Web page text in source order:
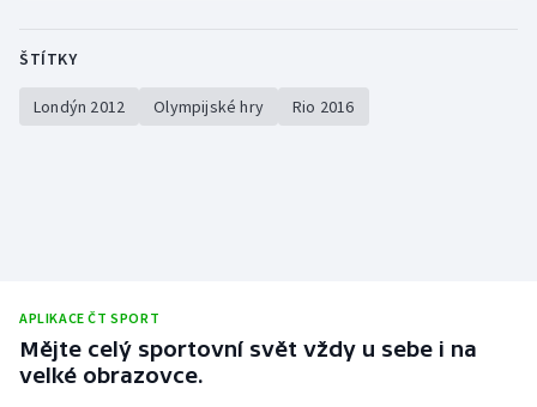
Short track
Sportovní střelba
Vodní slalom
ŠTÍTKY
Londýn 2012 Olympijské hry Rio 2016
APLIKACE ČT SPORT
Mějte celý sportovní svět vždy u sebe i na
velké obrazovce.